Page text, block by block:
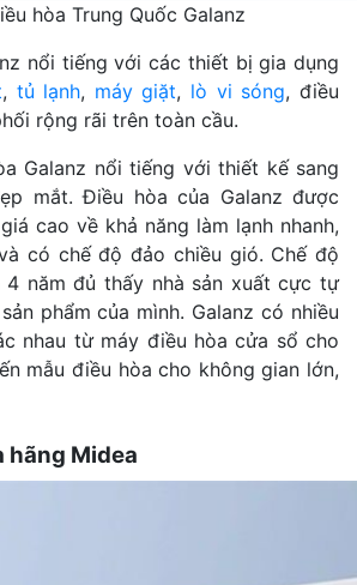
hòa Trung Quốc Galanz
nổi tiếng với các thiết bị gia dụng
, tủ lạnh, máy giặt, lò vi sóng, điều
rộng rãi trên toàn cầu.
Galanz nổi tiếng với thiết kế sang
mắt. Điều hòa của Galanz được
cao về khả năng làm lạnh nhanh,
có chế độ đảo chiều gió. Chế độ
4 năm đủ thấy nhà sản xuất cực tự
phẩm của mình. Galanz có nhiều
nhau từ máy điều hòa cửa sổ cho
mẫu điều hòa cho không gian lớn,
hãng Midea